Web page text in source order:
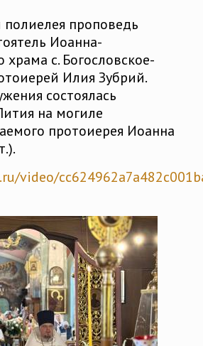
проповедь
Иоанна-
храма с. Богословское-
Илия Зубрий.
состоялась
на могиле
протоиерея Иоанна
video/